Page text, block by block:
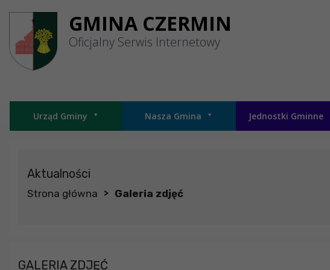
GMINA CZERMIN
Oficjalny Serwis Internetowy
Urząd Gminy Nasza Gmina Jednostki Gminne
Aktualności
Strona główna > Galeria zdjęć
GALERIA ZDJĘĆ